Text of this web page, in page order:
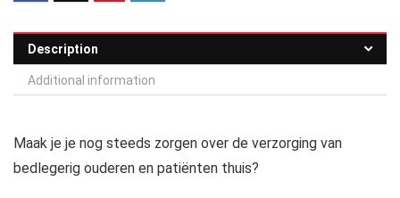
Description
Additional information
Maak je je nog steeds zorgen over de verzorging van
bedlegerig ouderen en patiënten thuis?